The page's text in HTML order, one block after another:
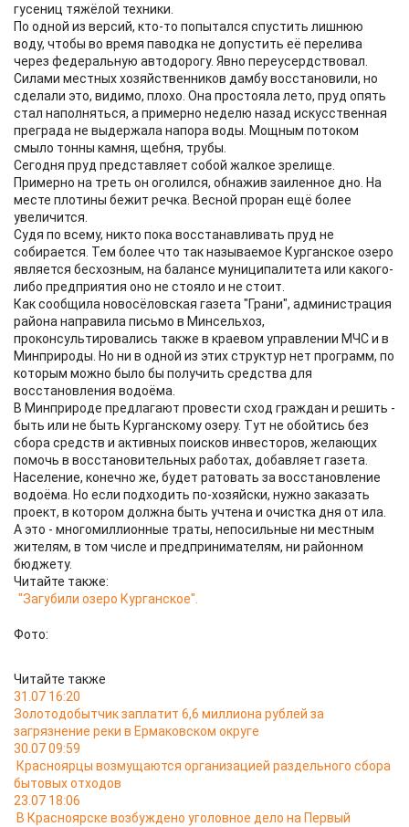
гусениц тяжёлой техники.
По одной из версий, кто-то попытался спустить лишнюю
воду, чтобы во время паводка не допустить её перелива
через федеральную автодорогу. Явно переусердствовал.
Силами местных хозяйственников дамбу восстановили, но
сделали это, видимо, плохо. Она простояла лето, пруд опять
стал наполняться, а примерно неделю назад искусственная
преграда не выдержала напора воды. Мощным потоком
смыло тонны камня, щебня, трубы.
Сегодня пруд представляет собой жалкое зрелище.
Примерно на треть он оголился, обнажив заиленное дно. На
месте плотины бежит речка. Весной проран ещё более
увеличится.
Судя по всему, никто пока восстанавливать пруд не
собирается. Тем более что так называемое Курганское озеро
является бесхозным, на балансе муниципалитета или какого-
либо предприятия оно не стояло и не стоит.
Как сообщила новосёловская газета "Грани", администрация
района направила письмо в Минсельхоз,
проконсультировались также в краевом управлении МЧС и в
Минприроды. Но ни в одной из этих структур нет программ, по
которым можно было бы получить средства для
восстановления водоёма.
В Минприроде предлагают провести сход граждан и решить -
быть или не быть Курганскому озеру. Тут не обойтись без
сбора средств и активных поисков инвесторов, желающих
помочь в восстановительных работах, добавляет газета.
Население, конечно же, будет ратовать за восстановление
водоёма. Но если подходить по-хозяйски, нужно заказать
проект, в котором должна быть учтена и очистка дня от ила.
А это - многомиллионные траты, непосильные ни местным
жителям, в том числе и предпринимателям, ни районном
бюджету.
Читайте также:
"Загубили озеро Курганское".
Фото:
Читайте также
31.07 16:20
Золотодобытчик заплатит 6,6 миллиона рублей за
загрязнение реки в Ермаковском округе
30.07 09:59
Красноярцы возмущаются организацией раздельного сбора
бытовых отходов
23.07 18:06
В Красноярске возбуждено уголовное дело на Первый